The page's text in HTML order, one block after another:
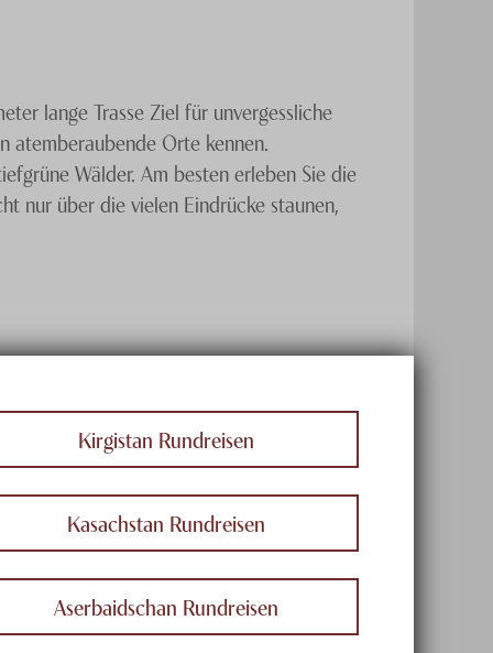
lange Trasse Ziel für unvergessliche
atemberaubende Orte kennen.
Wälder. Am besten erleben Sie die
nur über die vielen Eindrücke staunen,
kann, muss jedoch nicht
von drei Ländern auf der Route.
Kirgistan Rundreisen
Kasachstan Rundreisen
Aserbaidschan Rundreisen